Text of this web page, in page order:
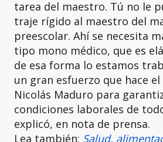
tarea del maestro. Tú no le
traje rígido al maestro del
preescolar. Ahí se necesita
tipo mono médico, que es
de esa forma lo estamos
un gran esfuerzo que hace
Nicolás Maduro para
condiciones laborales de
explicó, en nota de prensa.
Lea también: Salud,